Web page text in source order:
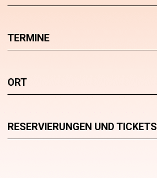
TERMINE
ORT
RESERVIERUNGEN UND TICKETS